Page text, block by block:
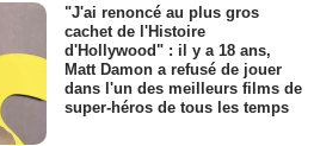
"J'ai renoncé au plus gros
cachet de l'Histoire
d'Hollywood" : il y a 18 ans,
Matt Damon a refusé de jouer
dans l'un des meilleurs films de
super-héros de tous les temps